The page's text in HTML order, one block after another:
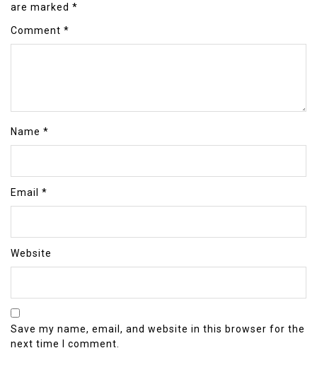
are marked *
Comment *
Name *
Email *
Website
Save my name, email, and website in this browser for the
next time I comment.